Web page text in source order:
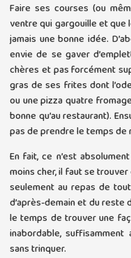
Faire ses courses (ou
ventre qui gargouille et que
jamais une bonne idée.
envie de se gaver
chères et pas forcément
gras de ses frites dont
ou une pizza quatre
bonne qu’au restaurant).
pas de prendre le temps
En fait, ce n’est
moins cher, il faut se
seulement au repas de
d’après-demain et du reste
le temps de trouver une
inabordable,
sans trinquer.